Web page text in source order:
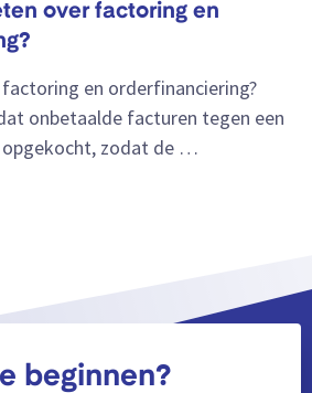
over factoring en
en orderfinanciering?
onbetaalde facturen tegen een
opgekocht, zodat de …
beginnen?